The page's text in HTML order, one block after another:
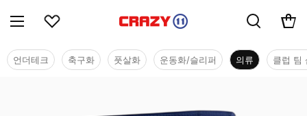
언더테크 축구화 풋살화 운동화/슬리퍼 의류 클럽 팀